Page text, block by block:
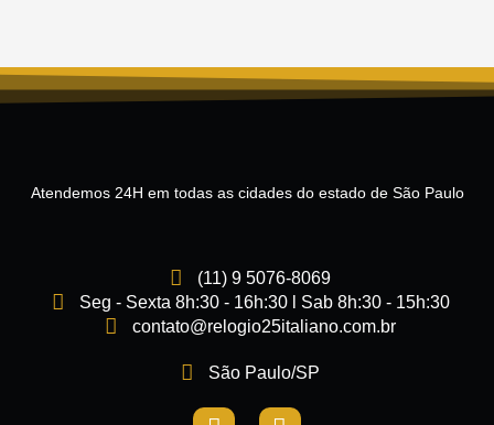
Atendemos 24H em todas as cidades do estado de São Paulo
(11) 9 5076-8069
Seg - Sexta 8h:30 - 16h:30 l Sab 8h:30 - 15h:30
contato@relogio25italiano.com.br
São Paulo/SP
I F